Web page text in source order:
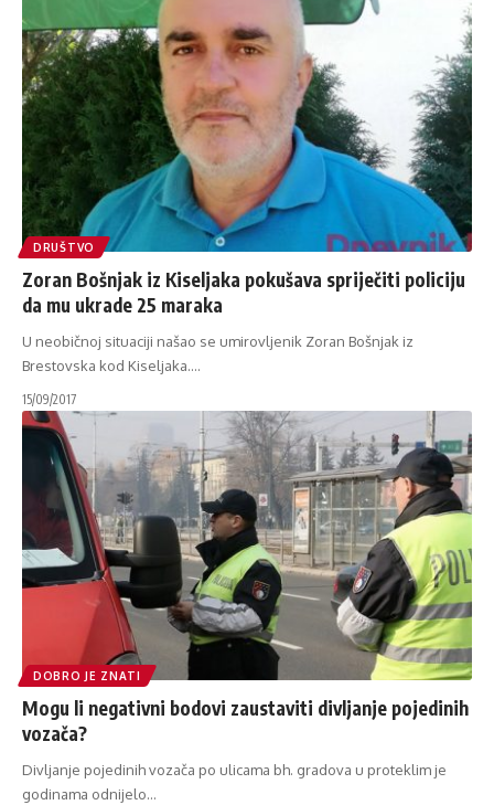
DRUŠTVO
Zoran Bošnjak iz Kiseljaka pokušava spriječiti policiju
da mu ukrade 25 maraka
U neobičnoj situaciji našao se umirovljenik Zoran Bošnjak iz
Brestovska kod Kiseljaka.…
15/09/2017
DOBRO JE ZNATI
Mogu li negativni bodovi zaustaviti divljanje pojedinih
vozača?
Divljanje pojedinih vozača po ulicama bh. gradova u proteklim je
godinama odnijelo…